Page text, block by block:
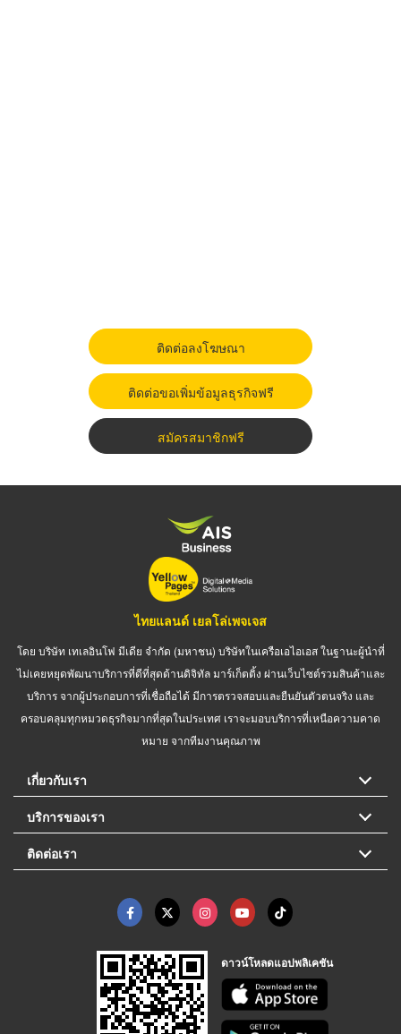
ติดต่อลงโฆษณา
ติดต่อขอเพิ่มข้อมูลธุรกิจฟรี
สมัครสมาชิกฟรี
ไทยแลนด์ เยลโล่เพจเจส
โดย บริษัท เทเลอินโฟ มีเดีย จำกัด (มหาชน) บริษัทในเครือเอไอเอส ในฐานะผู้นำที่
ไม่เคยหยุดพัฒนาบริการที่ดีที่สุดด้านดิจิทัล มาร์เก็ตติ้ง ผ่านเว็บไซต์รวมสินค้าและ
บริการ จากผู้ประกอบการที่เชื่อถือได้ มีการตรวจสอบและยืนยันตัวตนจริง และ
ครอบคลุมทุกหมวดธุรกิจมากที่สุดในประเทศ เราจะมอบบริการที่เหนือความคาด
หมาย จากทีมงานคุณภาพ
เกี่ยวกับเรา
บริการของเรา
ติดต่อเรา
ดาวน์โหลดแอปพลิเคชัน